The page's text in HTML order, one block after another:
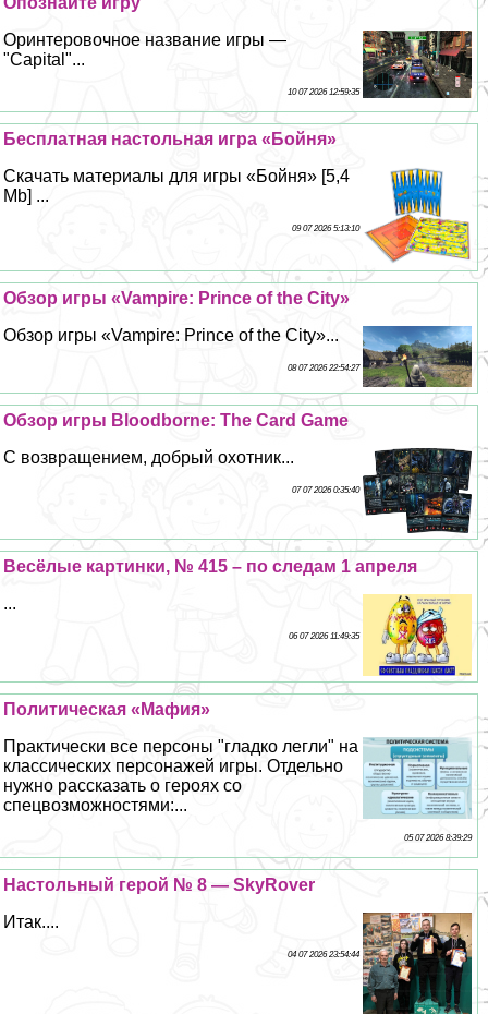
Оринтеровочное название игры —
"Capital"...
10 07 2026 12:59:35
Бесплатная настольная игра «Бойня»
Скачать материалы для игры «Бойня» [5,4
Mb] ...
09 07 2026 5:13:10
Обзор игры «Vampire: Prince of the City»
Обзор игры «Vampire: Prince of the City»...
08 07 2026 22:54:27
Обзор игры Bloodborne: The Card Game
С возвращением, добрый охотник...
07 07 2026 0:35:40
Весёлые картинки, № 415 – по следам 1 апреля
...
06 07 2026 11:49:35
Политическая «Мафия»
Пpaктически все персоны "гладко легли" на
классических персонажей игры. Отдельно
нужно рассказать о героях со
спецвозможностями:...
05 07 2026 8:39:29
Настольный герой № 8 — SkyRover
Итак....
04 07 2026 23:54:44